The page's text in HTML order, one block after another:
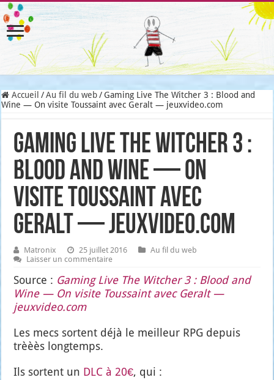
Accueil / Au fil du web / Gaming Live The Witcher 3 : Blood and
Wine — On visite Toussaint avec Geralt — jeuxvideo.com
Gaming Live The Witcher 3 :
Blood and Wine — On
visite Toussaint avec
Geralt — jeuxvideo.com
Matronix 25 juillet 2016
Au fil du web
Laisser un commentaire
Source : Gaming Live The Wit­cher 3 : Blood and
Wine — On visite Tous­saint avec Geralt —
jeuxvideo.com
Les mecs sortent déjà le meilleur RPG depuis
trèèès long­temps.
Ils sortent un DLC à 20€, qui :